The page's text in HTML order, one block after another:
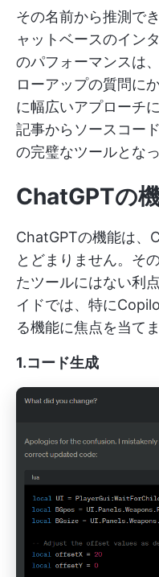
その名前から推測で
ャットベースのイン
のパフォーマンスは
ローアップの質問に
に幅広いアプローチ
記事からソースコー
の完璧なツールとな
ChatGPTの
ChatGPTの機能は、
とどまりません。そ
たツールにはない利
イドでは、特に
る機能に焦点を当てま
1.コード生成